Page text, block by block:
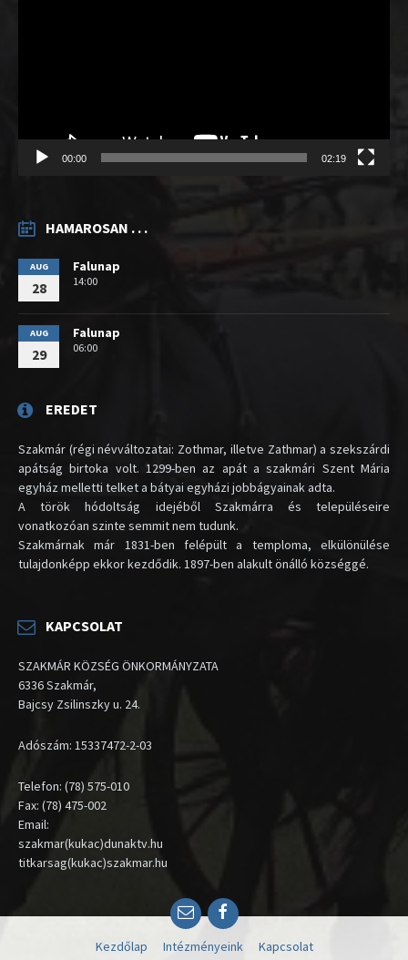
00:00 02:19
HAMAROSAN . . .
AUG
28
Falunap
14:00
AUG
29
Falunap
06:00
EREDET
Szakmár (régi névváltozatai: Zothmar, illetve Zathmar) a szekszárdi
apátság birtoka volt. 1299-ben az apát a szakmári Szent Mária
egyház melletti telket a bátyai egyházi jobbágyainak adta.
A török hódoltság idejéből Szakmárra és településeire
vonatkozóan szinte semmit nem tudunk.
Szakmárnak már 1831-ben felépült a temploma, elkülönülése
tulajdonképp ekkor kezdődik. 1897-ben alakult önálló községgé.
KAPCSOLAT
SZAKMÁR KÖZSÉG ÖNKORMÁNYZATA
6336 Szakmár,
Bajcsy Zsilinszky u. 24.
Adószám: 15337472-2-03
Telefon: (78) 575-010
Fax: (78) 475-002
Email:
szakmar(kukac)dunaktv.hu
titkarsag(kukac)szakmar.hu
EmailFacebook
Kezdőlap Intézményeink Kapcsolat